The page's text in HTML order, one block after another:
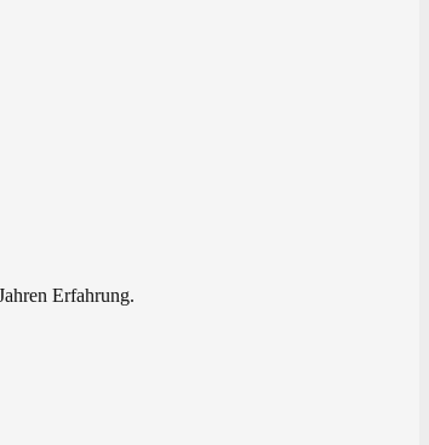
Erfahrung.